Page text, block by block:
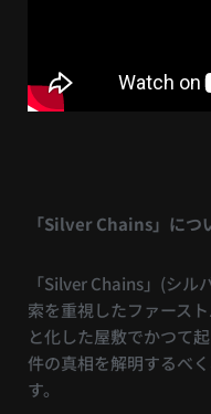
「Silver Chains」につ
「Silver Chains」(シル
索を重視したファース
と化した屋敷でかつて
件の真相を解明するべ
す。